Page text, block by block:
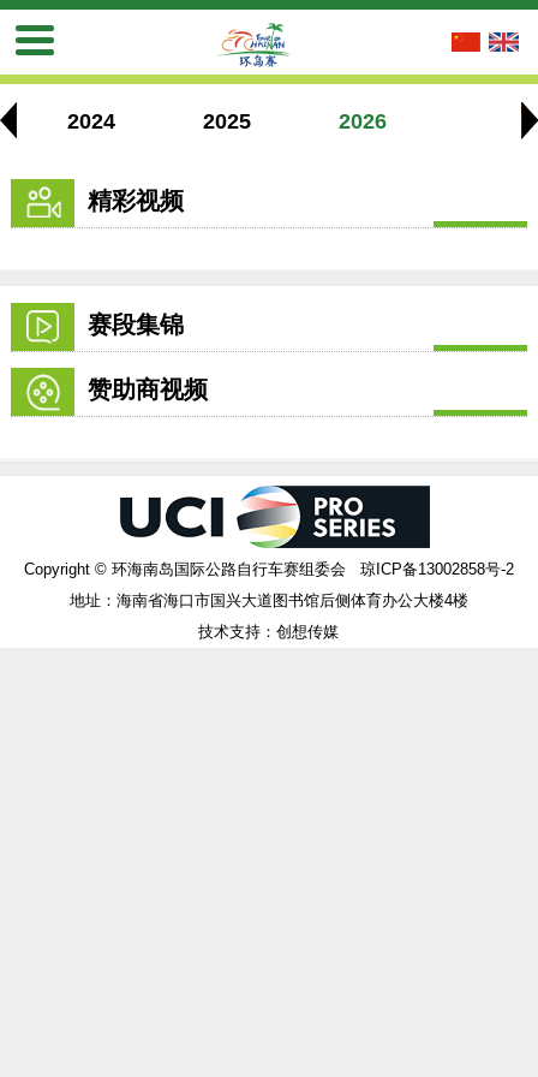
2024 2025 2026
精彩视频
赛段集锦
赞助商视频
Copyright © 环海南岛国际公路自行车赛组委会 琼ICP备13002858号-2
地址：海南省海口市国兴大道图书馆后侧体育办公大楼4楼
技术支持：创想传媒